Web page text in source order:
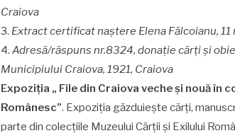
Craiova
3. Extract certificat naștere Elena Fălcoianu,
4.Adresă/răspuns nr.8324, donație cărți și
Municipiului Craiova, 1921, Craiova
Expoziția „ File din Craiova veche și nouă în
Românesc”. Expoziția găzduiește cărți,
parte din colecțiile Muzeului Cărții și Exilului